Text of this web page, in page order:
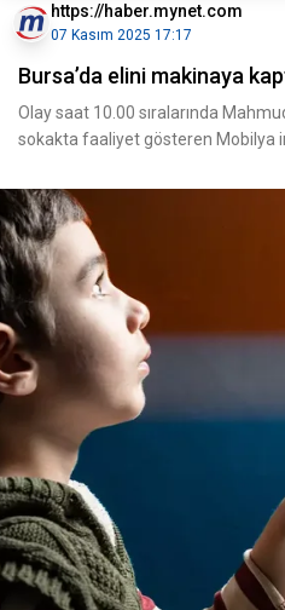
https://haber.mynet.com
07 Kasım 2025 17:17
Bursa’da elini makinaya
Olay saat 10.00 sıralarında
sokakta faaliyet gösteren Mobilya